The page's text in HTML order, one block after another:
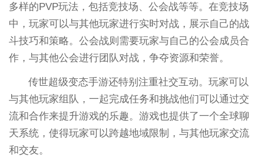
多样的PVP玩法，包括竞技场、公会战等等。在竞技场
中，玩家可以与其他玩家进行实时对战，展示自己的战
斗技巧和策略。公会战则需要玩家与自己的公会成员合
作，与其他公会进行团队对战，争夺资源和荣誉。
传世超级变态手游还特别注重社交互动。玩家可以
与其他玩家组队，一起完成任务和挑战他们可以通过交
流和合作来提升游戏的乐趣。游戏也提供了一个全球聊
天系统，使得玩家可以跨越地域限制，与其他玩家交流
和交友。